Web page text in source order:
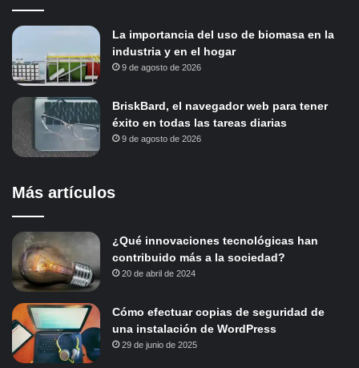
La importancia del uso de biomasa en la
industria y en el hogar
9 de agosto de 2026
BriskBard, el navegador web para tener
éxito en todas las tareas diarias
9 de agosto de 2026
Más artículos
¿Qué innovaciones tecnológicas han
contribuido más a la sociedad?
20 de abril de 2024
Cómo efectuar copias de seguridad de
una instalación de WordPress
29 de junio de 2025